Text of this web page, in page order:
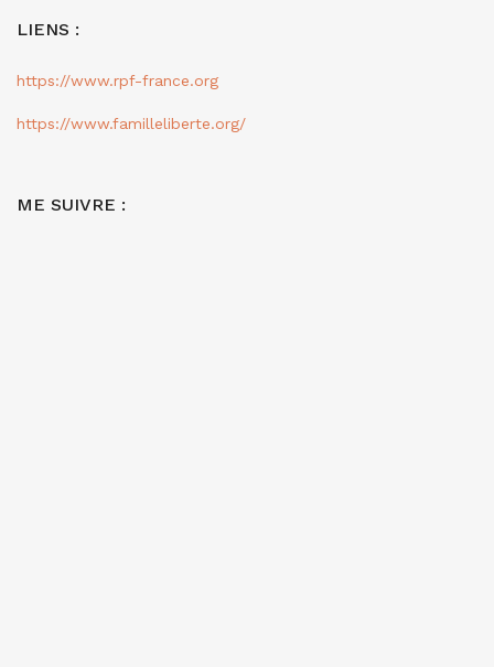
LIENS :
https://www.rpf-france.org
https://www.familleliberte.org/
ME SUIVRE :